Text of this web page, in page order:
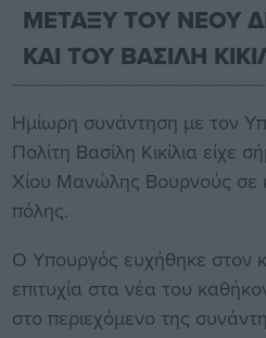
ΜΕΤΑΞΥ ΤΟΥ ΝΕΟΥ
ΚΑΙ ΤΟΥ ΒΑΣΙΛΗ
Ημίωρη συνάντηση με τον
Πολίτη Βασίλη Κικίλια είχε
Χίου Μανώλης Βουρνούς σε
πόλης.
Ο Υπουργός ευχήθηκε στον
επιτυχία στα νέα του
στο περιεχόμενο της